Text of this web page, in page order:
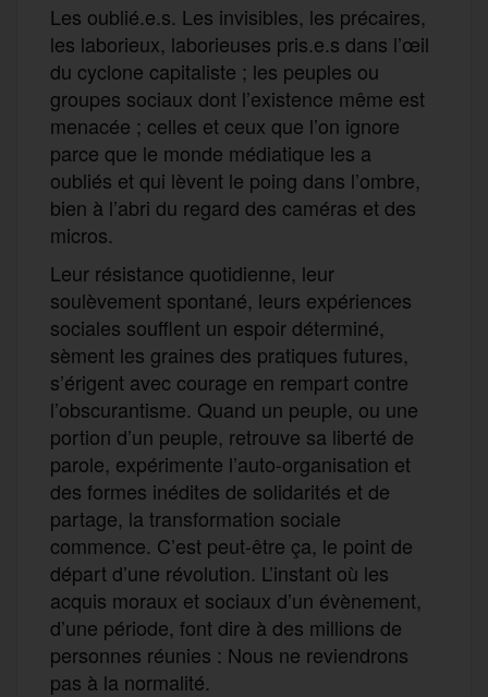
Les oublié.e.s. Les invisibles, les précaires,
les laborieux, laborieuses pris.e.s dans l’œil
du cyclone capitaliste ; les peuples ou
groupes sociaux dont l’existence même est
menacée ; celles et ceux que l’on ignore
parce que le monde médiatique les a
oubliés et qui lèvent le poing dans l’ombre,
bien à l’abri du regard des caméras et des
micros.
Leur résistance quotidienne, leur
soulèvement spontané, leurs expériences
sociales soufflent un espoir déterminé,
sèment les graines des pratiques futures,
s’érigent avec courage en rempart contre
l’obscurantisme. Quand un peuple, ou une
portion d’un peuple, retrouve sa liberté de
parole, expérimente l’auto-organisation et
des formes inédites de solidarités et de
partage, la transformation sociale
commence. C’est peut-être ça, le point de
départ d’une révolution. L’instant où les
acquis moraux et sociaux d’un évènement,
d’une période, font dire à des millions de
personnes réunies : Nous ne reviendrons
pas à la normalité.